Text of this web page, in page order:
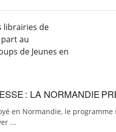
: LA NORMANDIE
en Normandie, le
...